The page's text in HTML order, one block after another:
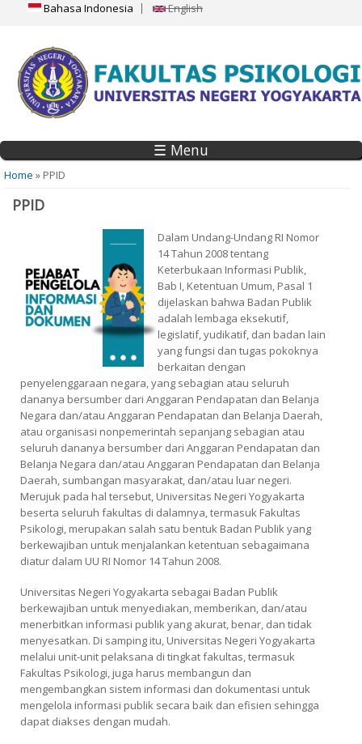
Bahasa Indonesia English
☰ Menu
You are here
Home » PPID
PPID
Dalam Undang-Undang RI Nomor
14 Tahun 2008 tentang
Keterbukaan Informasi Publik,
Bab I, Ketentuan Umum, Pasal 1
dijelaskan bahwa Badan Publik
adalah lembaga eksekutif,
legislatif, yudikatif, dan badan lain
yang fungsi dan tugas pokoknya
berkaitan dengan
penyelenggaraan negara, yang sebagian atau seluruh
dananya bersumber dari Anggaran Pendapatan dan Belanja
Negara dan/atau Anggaran Pendapatan dan Belanja Daerah,
atau organisasi nonpemerintah sepanjang sebagian atau
seluruh dananya bersumber dari Anggaran Pendapatan dan
Belanja Negara dan/atau Anggaran Pendapatan dan Belanja
Daerah, sumbangan masyarakat, dan/atau luar negeri.
Merujuk pada hal tersebut, Universitas Negeri Yogyakarta
beserta seluruh fakultas di dalamnya, termasuk Fakultas
Psikologi, merupakan salah satu bentuk Badan Publik yang
berkewajiban untuk menjalankan ketentuan sebagaimana
diatur dalam UU RI Nomor 14 Tahun 2008.
Universitas Negeri Yogyakarta sebagai Badan Publik
berkewajiban untuk menyediakan, memberikan, dan/atau
menerbitkan informasi publik yang akurat, benar, dan tidak
menyesatkan. Di samping itu, Universitas Negeri Yogyakarta
melalui unit-unit pelaksana di tingkat fakultas, termasuk
Fakultas Psikologi, juga harus membangun dan
mengembangkan sistem informasi dan dokumentasi untuk
mengelola informasi publik secara baik dan efisien sehingga
dapat diakses dengan mudah.